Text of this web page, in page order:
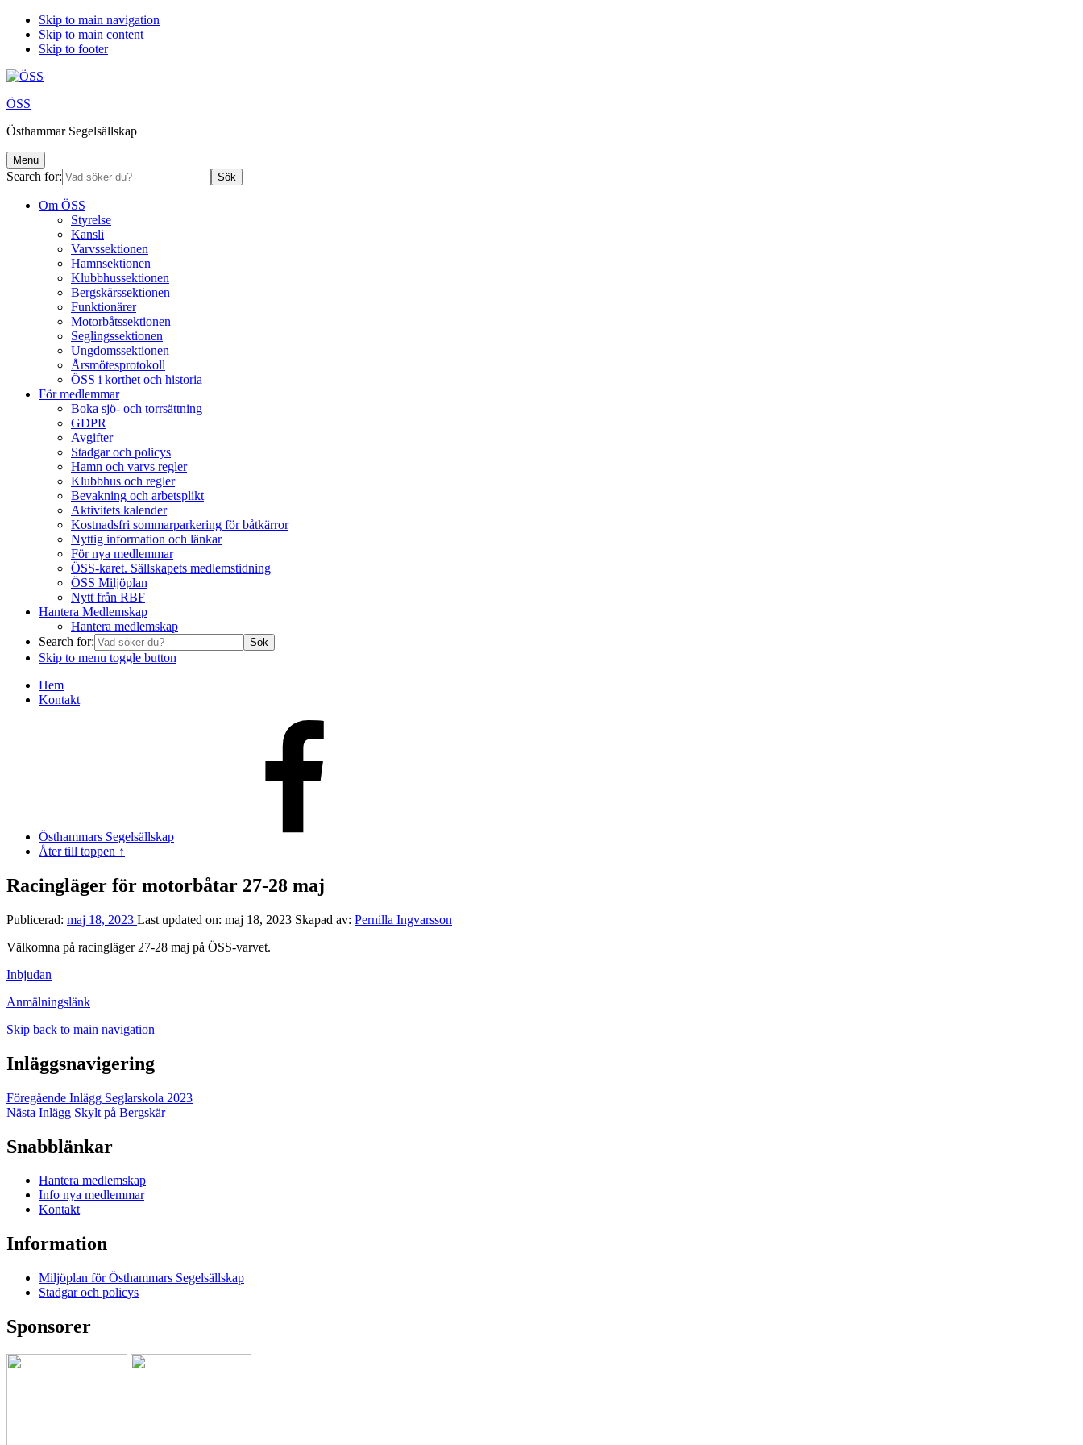
Skip to main navigation
Skip to main content
Skip to footer
ÖSS
Östhammar Segelsällskap
Menu
Search for:
Om ÖSS
Styrelse
Kansli
Varvssektionen
Hamnsektionen
Klubbhussektionen
Bergskärssektionen
Funktionärer
Motorbåtssektionen
Seglingssektionen
Ungdomssektionen
Årsmötesprotokoll
ÖSS i korthet och historia
För medlemmar
Boka sjö- och torrsättning
GDPR
Avgifter
Stadgar och policys
Hamn och varvs regler
Klubbhus och regler
Bevakning och arbetsplikt
Aktivitets kalender
Kostnadsfri sommarparkering för båtkärror
Nyttig information och länkar
För nya medlemmar
ÖSS-karet. Sällskapets medlemstidning
ÖSS Miljöplan
Nytt från RBF
Hantera Medlemskap
Hantera medlemskap
Search for:
Skip to menu toggle button
Hem
Kontakt
Östhammars Segelsällskap
Åter till toppen ↑
Racingläger för motorbåtar 27-28 maj
Publicerad: maj 18, 2023 Last updated on: maj 18, 2023 Skapad av: Pernilla Ingvarsson
Välkomna på racingläger 27-28 maj på ÖSS-varvet.
Inbjudan
Anmälningslänk
Skip back to main navigation
Inläggsnavigering
Föregående Inlägg Seglarskola 2023
Nästa Inlägg Skylt på Bergskär
Snabblänkar
Hantera medlemskap
Info nya medlemmar
Kontakt
Information
Miljöplan för Östhammars Segelsällskap
Stadgar och policys
Sponsorer